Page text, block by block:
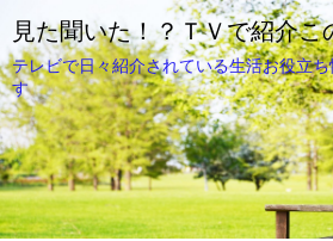
見た聞いた！？ＴＶで紹介こ
テレビで日々紹介されている生活お役立
す